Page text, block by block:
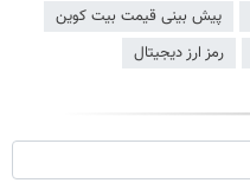
پیش بینی قیمت بیت کوین
رمز ارز دیجیتال